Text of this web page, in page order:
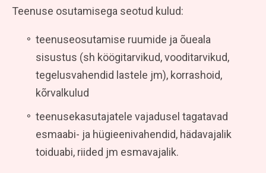
Teenuse osutamisega seotud kulud:
teenuseosutamise ruumide ja õueala
sisustus (sh köögitarvikud, vooditarvikud,
tegelusvahendid lastele jm), korrashoid,
kõrvalkulud
teenusekasutajatele vajadusel tagatavad
esmaabi- ja hügieenivahendid, hädavajalik
toiduabi, riided jm esmavajalik.